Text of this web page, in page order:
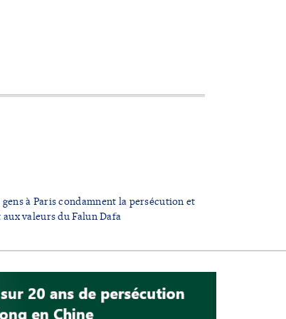
gens à Paris condamnent la persécution et
valeurs du Falun Dafa